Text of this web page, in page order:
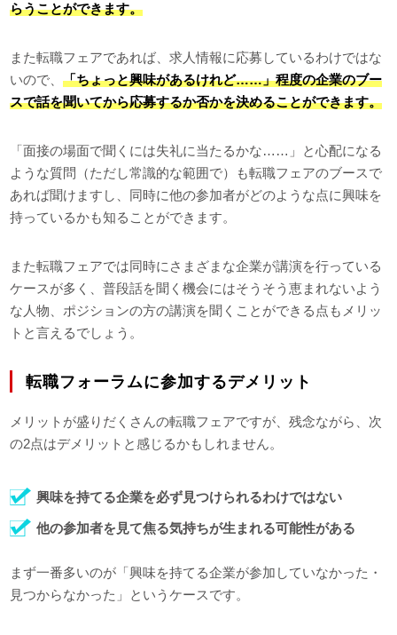
らうことができます。
また転職フェアであれば、求人情報に応募しているわけではな
いので、「ちょっと興味があるけれど……」程度の企業のブー
スで話を聞いてから応募するか否かを決めることができます。
「面接の場面で聞くには失礼に当たるかな……」と心配になる
ような質問（ただし常識的な範囲で）も転職フェアのブースで
あれば聞けますし、同時に他の参加者がどのような点に興味を
持っているかも知ることができます。
また転職フェアでは同時にさまざまな企業が講演を行っている
ケースが多く、普段話を聞く機会にはそうそう恵まれないよう
な人物、ポジションの方の講演を聞くことができる点もメリッ
トと言えるでしょう。
転職フォーラムに参加するデメリット
メリットが盛りだくさんの転職フェアですが、残念ながら、次
の2点はデメリットと感じるかもしれません。
興味を持てる企業を必ず見つけられるわけではない
他の参加者を見て焦る気持ちが生まれる可能性がある
まず一番多いのが「興味を持てる企業が参加していなかった・
見つからなかった」というケースです。